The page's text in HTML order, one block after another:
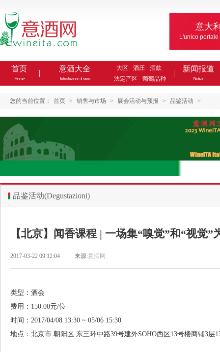
意大
L'unico
首页
Home
意酒大全
Introduzione al vino
大区 酒庄
酒款
法定产区
葡萄品种
新闻报道
Notizie
您的当前位置： 首页 > 销售与市场 > 展会活动与预报 > 品鉴活动 >
品鉴活动(Degustazioni)
【北京】闻香课程 | 一场集“嗅觉”和“视觉”
2017-03-22 09:12:04 来源:意酒网
类型：酒会
费用：150.00元/位
时间：2017/04/08 13:30 ~ 05/06 15:30
地点：北京市 朝阳区 东三环中路39号建外SOHO西区13号楼商铺3层